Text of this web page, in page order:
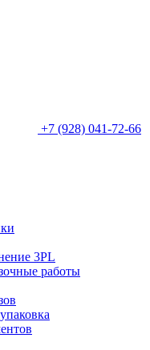
+7 (928) 041-72-66
3PL
работы